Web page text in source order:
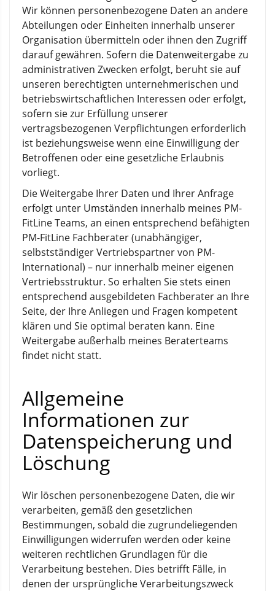
Wir können personenbezogene Daten an andere
Abteilungen oder Einheiten innerhalb unserer
Organisation übermitteln oder ihnen den Zugriff
darauf gewähren. Sofern die Datenweitergabe zu
administrativen Zwecken erfolgt, beruht sie auf
unseren berechtigten unternehmerischen und
betriebswirtschaftlichen Interessen oder erfolgt,
sofern sie zur Erfüllung unserer
vertragsbezogenen Verpflichtungen erforderlich
ist beziehungsweise wenn eine Einwilligung der
Betroffenen oder eine gesetzliche Erlaubnis
vorliegt.
Die Weitergabe Ihrer Daten und Ihrer Anfrage
erfolgt unter Umständen innerhalb meines PM-
FitLine Teams, an einen entsprechend befähigten
PM-FitLine Fachberater (unabhängiger,
selbstständiger Vertriebspartner von PM-
International) – nur innerhalb meiner eigenen
Vertriebsstruktur. So erhalten Sie stets einen
entsprechend ausgebildeten Fachberater an Ihre
Seite, der Ihre Anliegen und Fragen kompetent
klären und Sie optimal beraten kann. Eine
Weitergabe außerhalb meines Beraterteams
findet nicht statt.
Allgemeine
Informationen zur
Datenspeicherung und
Löschung
Wir löschen personenbezogene Daten, die wir
verarbeiten, gemäß den gesetzlichen
Bestimmungen, sobald die zugrundeliegenden
Einwilligungen widerrufen werden oder keine
weiteren rechtlichen Grundlagen für die
Verarbeitung bestehen. Dies betrifft Fälle, in
denen der ursprüngliche Verarbeitungszweck